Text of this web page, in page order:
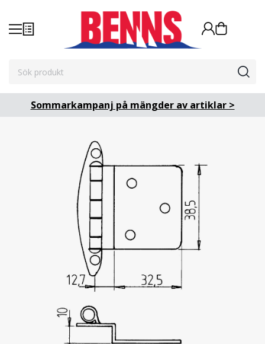
Sommarkampanj på mängder av artiklar >